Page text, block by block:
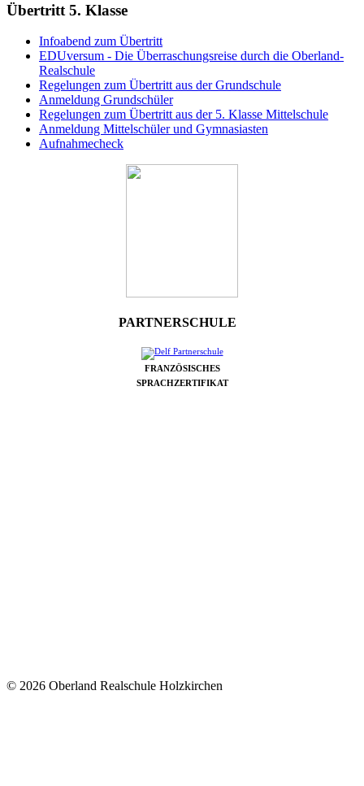
Übertritt 5. Klasse
Infoabend zum Übertritt
EDUversum - Die Überraschungsreise durch die Oberland-
Realschule
Regelungen zum Übertritt aus der Grundschule
Anmeldung Grundschüler
Regelungen zum Übertritt aus der 5. Klasse Mittelschule
Anmeldung Mittelschüler und Gymnasiasten
Aufnahmecheck
PARTNERSCHULE
FRANZÖSISCHES
SPRACHZERTIFIKAT
© 2026 Oberland Realschule Holzkirchen